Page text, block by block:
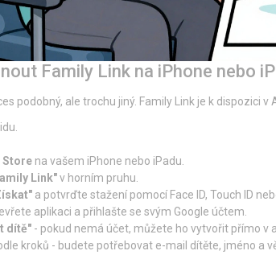
Family Link na iPhone nebo
podobný, ale trochu jiný. Family Link je k dispozici
Store na vašem iPhone nebo iPadu.
Link"v horním pruhu.
a potvrďte stažení pomocí Face ID, Touch ID
aplikaci a přihlašte se svým Google účtem.
dítě" - pokud nemá účet, můžete ho vytvořit přímo v
kroků - budete potřebovat e-mail dítěte, jméno a